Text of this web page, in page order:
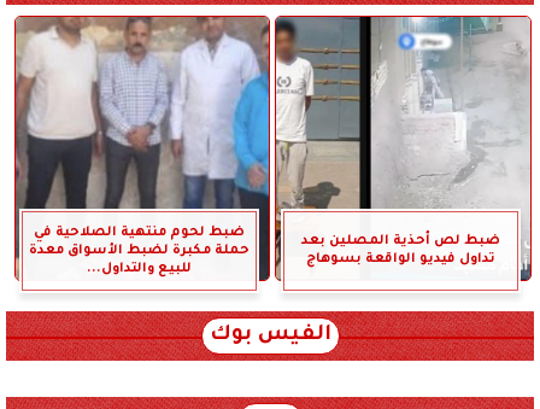
ضبط لص أحذية المصلين بعد
تداول فيديو الواقعة بسوهاج
ضبط لحوم منتهية الصلاحية في
حملة مكبرة لضبط الأسواق معدة
للبيع والتداول...
الفيس بوك